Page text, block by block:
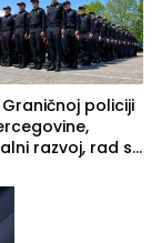
policiji
razvoj, rad sa